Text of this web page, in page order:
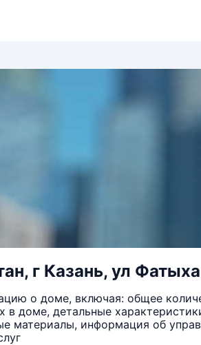
г Казань, ул
о доме, включая: общее
доме, детальные
материалы, информация об